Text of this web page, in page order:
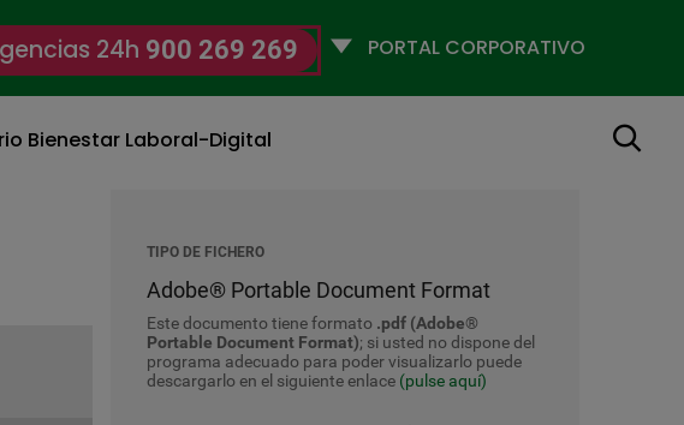
24h 900 269 269
Selecciona
Bienestar Laboral-Digital Buscar
TIPO DE FICHERO
Adobe® Portable Document Format
Este documento tiene formato .pdf (Adobe®
Portable Document Format); si usted no dispone del
programa adecuado para poder visualizarlo puede
descargarlo en el siguiente enlace (pulse aquí)